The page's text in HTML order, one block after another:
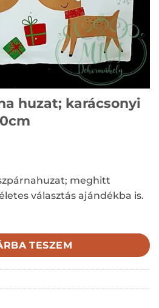
huzat; karácsonyi
meghitt
választás ajándékba is.
TESZEM